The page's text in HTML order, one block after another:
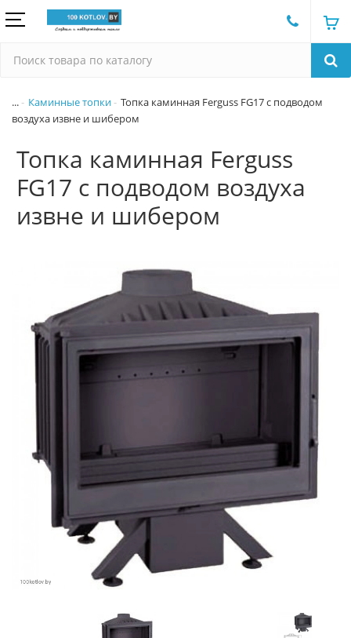
... Каминные топки
Топка каминная Ferguss FG17 с подводом
воздуха извне и шибером
Топка каминная Ferguss
FG17 с подводом воздуха
извне и шибером